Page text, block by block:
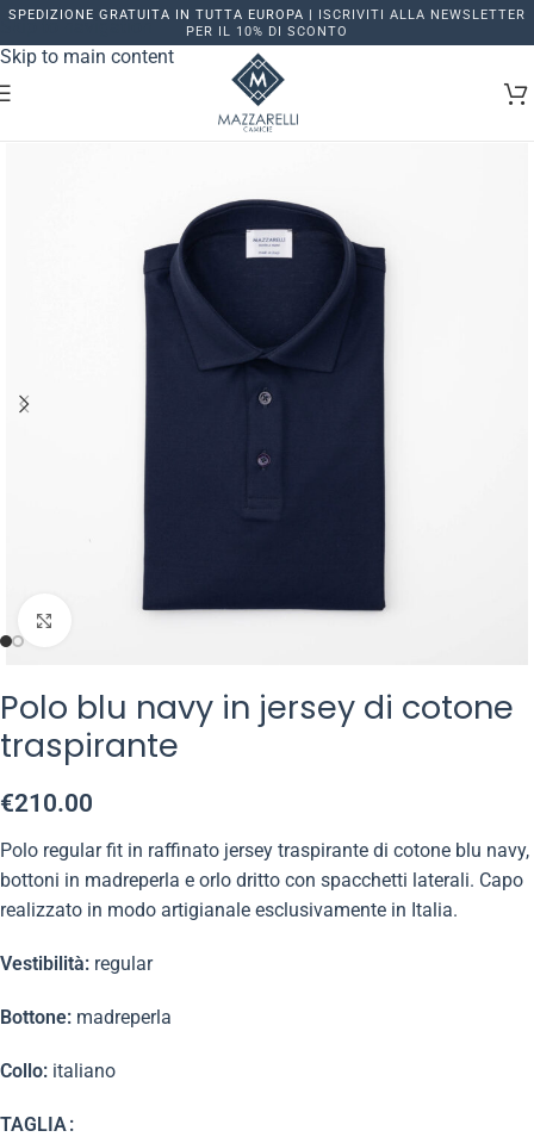
Skip to navigation
Skip to main content
SPEDIZIONE GRATUITA IN TUTTA EUROPA | ISCRIVITI ALLA NEWSLETTER
PER IL 10% DI SCONTO
Click to enlarge
Polo blu navy in jersey di cotone
traspirante
€210.00
Polo regular fit in raffinato jersey traspirante di cotone blu navy,
bottoni in madreperla e orlo dritto con spacchetti laterali. Capo
realizzato in modo artigianale esclusivamente in Italia.
Vestibilità: regular
Bottone: madreperla
Collo: italiano
TAGLIA